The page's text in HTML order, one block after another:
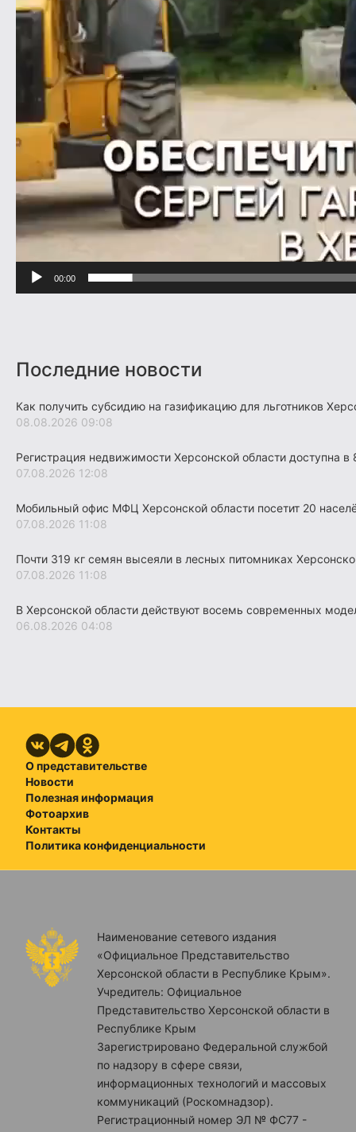
00:00
Последние новости
Как получить субсидию на газификацию для льготников
08.08.2026 09:08
Регистрация недвижимости Херсонской области доступна в
07.08.2026 12:08
Мобильный офис МФЦ Херсонской области посетит 20
07.08.2026 11:08
Почти 319 кг семян высеяли в лесных питомниках
07.08.2026 11:08
В Херсонской области действуют восемь современных
06.08.2026 04:08
О представительстве
Новости
Полезная информация
Фотоархив
Контакты
Политика конфиденциальности
Наименование сетевого издания
«Официальное Представительство
Херсонской области в Республике Крым».
Учредитель: Официальное
Представительство Херсонской области в
Республике Крым
Зарегистрировано Федеральной службой
по надзору в сфере связи,
информационных технологий и массовых
коммуникаций (Роскомнадзор).
Регистрационный номер ЭЛ № ФС77 -